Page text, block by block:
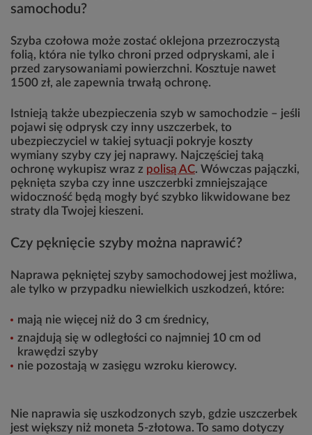
samochodu?
Szyba czołowa może zostać oklejona przezroczystą
folią, która nie tylko chroni przed odpryskami, ale i
przed zarysowaniami powierzchni. Kosztuje nawet
1500 zł, ale zapewnia trwałą ochronę.
Istnieją także ubezpieczenia szyb w samochodzie – jeśli
pojawi się odprysk czy inny uszczerbek, to
ubezpieczyciel w takiej sytuacji pokryje koszty
wymiany szyby czy jej naprawy. Najczęściej taką
ochronę wykupisz wraz z polisą AC. Wówczas pajączki,
pęknięta szyba czy inne uszczerbki zmniejszające
widoczność będą mogły być szybko likwidowane bez
straty dla Twojej kieszeni.
Czy pęknięcie szyby można naprawić?
Naprawa pękniętej szyby samochodowej jest możliwa,
ale tylko w przypadku niewielkich uszkodzeń, które:
mają nie więcej niż do 3 cm średnicy,
znajdują się w odległości co najmniej 10 cm od
krawędzi szyby
nie pozostają w zasięgu wzroku kierowcy.
Nie naprawia się uszkodzonych szyb, gdzie uszczerbek
jest większy niż moneta 5-złotowa. To samo dotyczy